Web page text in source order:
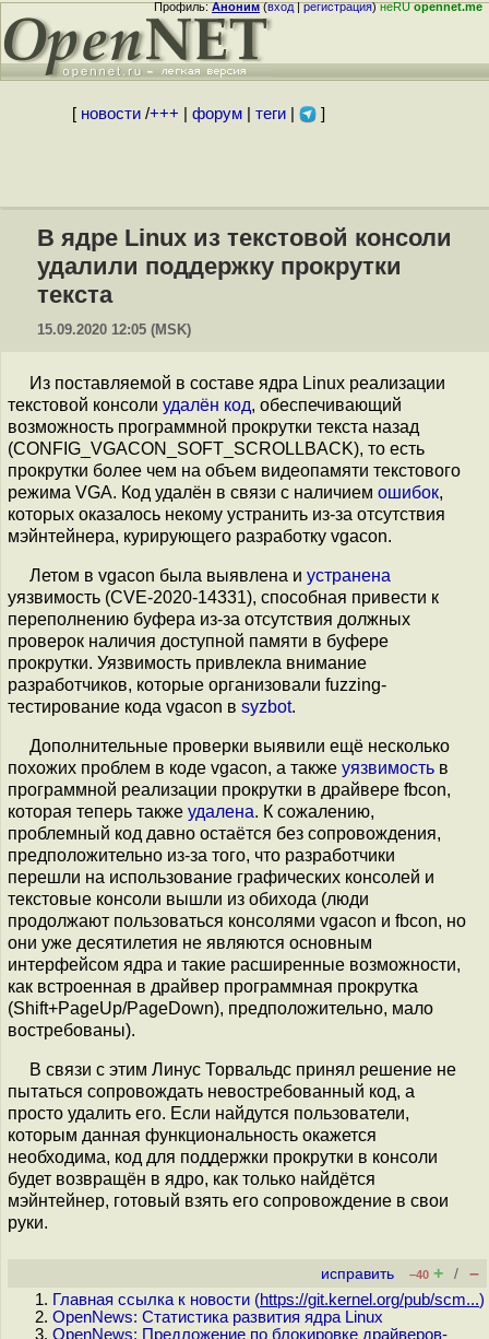
Профиль:Аноним(вход|регистрация)неRUopennet.me
[ новости/+++ форум| теги| ]
В ядре Linux из текстовой консоли
удалили поддержку прокрутки
текста
15.09.2020 12:05 (MSK)
Из поставляемой в составе ядра Linux реализации
текстовой консоли удалён код, обеспечивающий
возможность программной прокрутки текста назад
(CONFIG_VGACON_SOFT_SCROLLBACK), то есть
прокрутки более чем на объем видеопамяти текстового
режима VGA. Код удалён в связи с наличием ошибок,
которых оказалось некому устранить из-за отсутствия
мэйнтейнера, курирующего разработку vgacon.
Летом в vgacon была выявлена и устранена
уязвимость (CVE-2020-14331), способная привести к
переполнению буфера из-за отсутствия должных
проверок наличия доступной памяти в буфере
прокрутки. Уязвимость привлекла внимание
разработчиков, которые организовали fuzzing-
тестирование кода vgacon в syzbot.
Дополнительные проверки выявили ещё несколько
похожих проблем в коде vgacon, а также уязвимость в
программной реализации прокрутки в драйвере fbcon,
которая теперь также удалена. К сожалению,
проблемный код давно остаётся без сопровождения,
предположительно из-за того, что разработчики
перешли на использование графических консолей и
текстовые консоли вышли из обихода (люди
продолжают пользоваться консолями vgacon и fbcon, но
они уже десятилетия не являются основным
интерфейсом ядра и такие расширенные возможности,
как встроенная в драйвер программная прокрутка
(Shift+PageUp/PageDown), предположительно, мало
востребованы).
В связи с этим Линус Торвальдс принял решение не
пытаться сопровождать невостребованный код, а
просто удалить его. Если найдутся пользователи,
которым данная функциональность окажется
необходима, код для поддержки прокрутки в консоли
будет возвращён в ядро, как только найдётся
мэйнтейнер, готовый взять его сопровождение в свои
руки.
исправить –40 + / –
Главная ссылка к новости (https://git.kernel.org/pub/scm...)
OpenNews: Статистика развития ядра Linux
OpenNews: Предложение по блокировке драйверов-